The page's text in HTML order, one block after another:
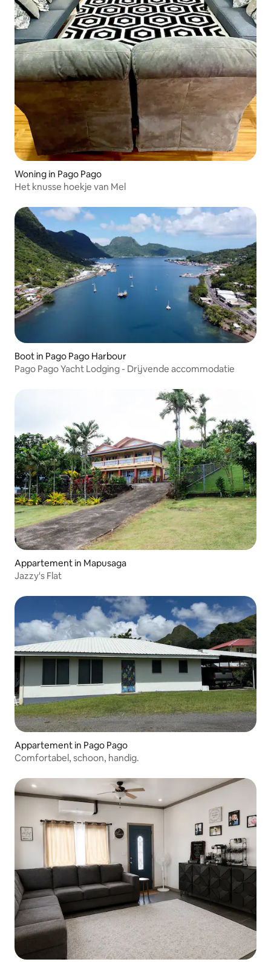
Woning in Pago Pago
Het knusse hoekje van Mel
Boot in Pago Pago Harbour
Pago Pago Yacht Lodging - Drijvende accommodatie
Appartement in Mapusaga
Jazzy's Flat
Appartement in Pago Pago
Comfortabel, schoon, handig.